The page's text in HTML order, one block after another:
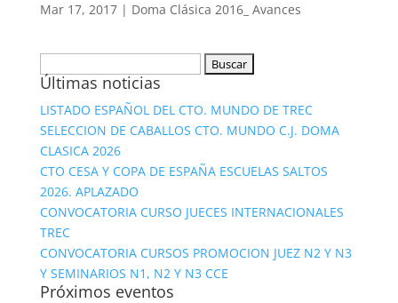
Mar 17, 2017| Doma Clásica 2016_ Avances
Últimas noticias
LISTADO ESPAÑOL DEL CTO. MUNDO DE TREC
SELECCION DE CABALLOS CTO. MUNDO C.J. DOMA
CLASICA 2026
CTO CESA Y COPA DE ESPAÑA ESCUELAS SALTOS
2026. APLAZADO
CONVOCATORIA CURSO JUECES INTERNACIONALES
TREC
CONVOCATORIA CURSOS PROMOCION JUEZ N2 Y N3
Y SEMINARIOS N1, N2 Y N3 CCE
Próximos eventos